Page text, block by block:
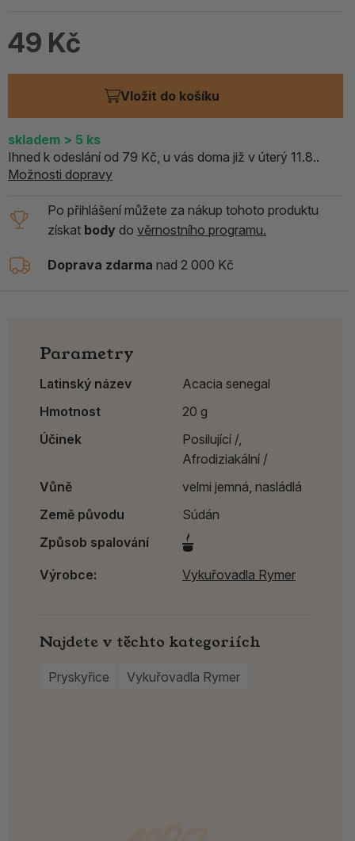
49 Kč
Vložit do košíku
skladem > 5 ks
Ihned k odeslání od 79 Kč, u vás doma již v úterý 11.8..
Možnosti dopravy
Po přihlášení můžete za nákup tohoto produktu
získat body do věrnostního programu.
Doprava zdarma nad 2 000 Kč
Parametry
Latinský název
Acacia senegal
Hmotnost
20 g
Účinek
Posilující /,
Afrodiziakální /
Vůně
velmi jemná, nasládlá
Země původu
Súdán
Způsob spalování
Výrobce: Vykuřovadla Rymer
Najdete v těchto kategoriích
Pryskyřice Vykuřovadla Rymer